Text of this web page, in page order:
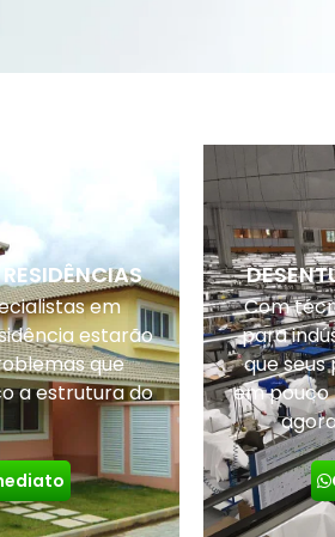
em
estarão
que
a estrutura do
Com
para
que
em pouco